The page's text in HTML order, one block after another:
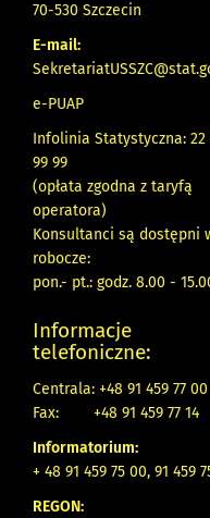
70-530 Szczecin
E-mail:
e-PUAP
Infolinia Statystyczna: 22
99 99
(opłata zgodna z taryfą
operatora)
Konsultanci są dostępni
robocze:
pon.- pt.: godz. 8.00 -
Informacje
telefoniczne:
Centrala: +48 91 459 77 00
Fax:
+48 91 459 77 14
Informatorium:
+ 48 91 459 75 00, 91 459
REGON: